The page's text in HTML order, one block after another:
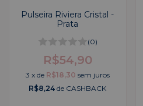
Pulseira Riviera Cristal -
Prata
(0)
R$54,90
3 x de R$18,30 sem juros
R$8,24 de CASHBACK